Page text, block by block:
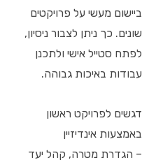
ביישום מעשי על פרויקטים
שונים. כך ניתן לצבור ניסיון,
לפתח סטייל אישי ולתכנן
עבודות באיכות גבוהה.
דגשים לפרויקט ראשון
באמצעות אינדיזיין
– הגדרת מטרה, קהל יעד